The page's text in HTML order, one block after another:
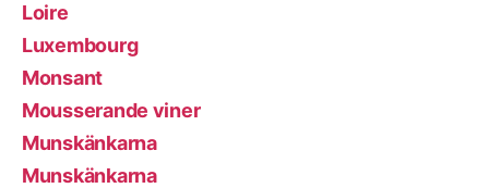
Loire
Luxembourg
Monsant
Mousserande viner
Munskänkarna
Munskänkarna